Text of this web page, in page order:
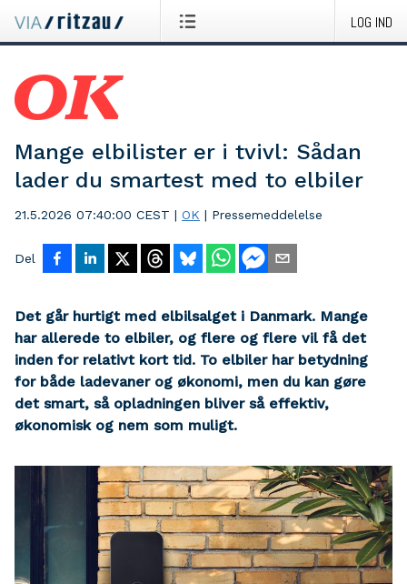
LOG IND
Mange elbilister er i tvivl: Sådan
lader du smartest med to elbiler
21.5.2026 07:40:00 CEST | OK | Pressemeddelelse
Del
Det går hurtigt med elbilsalget i Danmark. Mange
har allerede to elbiler, og flere og flere vil få det
inden for relativt kort tid. To elbiler har betydning
for både ladevaner og økonomi, men du kan gøre
det smart, så opladningen bliver så effektiv,
økonomisk og nem som muligt.